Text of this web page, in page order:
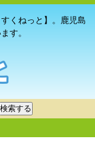
くねっと】。鹿児島
す。
検索する